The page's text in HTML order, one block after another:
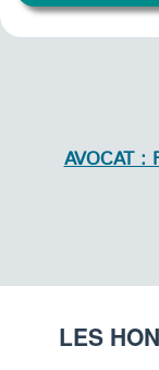
AVOCAT :
LES